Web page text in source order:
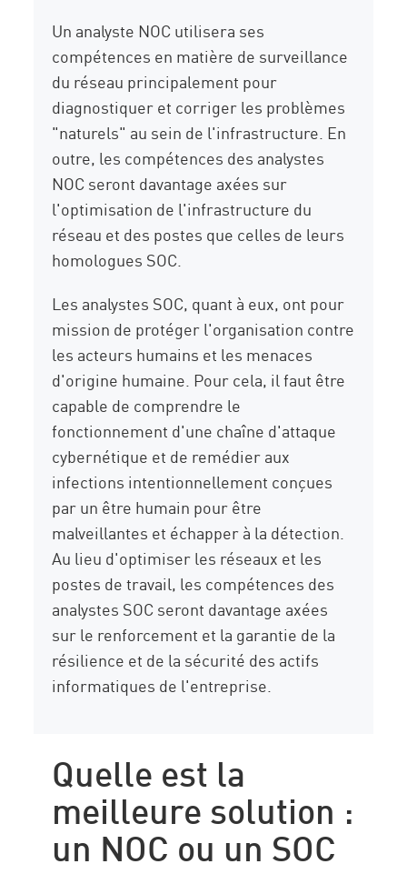
Un analyste NOC utilisera ses
compétences en matière de surveillance
du réseau principalement pour
diagnostiquer et corriger les problèmes
"naturels" au sein de l'infrastructure. En
outre, les compétences des analystes
NOC seront davantage axées sur
l'optimisation de l'infrastructure du
réseau et des postes que celles de leurs
homologues SOC.
Les analystes SOC, quant à eux, ont pour
mission de protéger l'organisation contre
les acteurs humains et les menaces
d'origine humaine. Pour cela, il faut être
capable de comprendre le
fonctionnement d'une chaîne d'attaque
cybernétique et de remédier aux
infections intentionnellement conçues
par un être humain pour être
malveillantes et échapper à la détection.
Au lieu d'optimiser les réseaux et les
postes de travail, les compétences des
analystes SOC seront davantage axées
sur le renforcement et la garantie de la
résilience et de la sécurité des actifs
informatiques de l'entreprise.
Quelle est la
meilleure solution :
un NOC ou un SOC